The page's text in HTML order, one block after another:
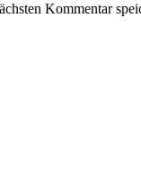
Kommentar